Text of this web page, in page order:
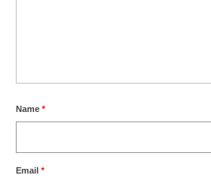
Name *
Email *